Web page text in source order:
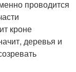
проводится
кроне
деревья и